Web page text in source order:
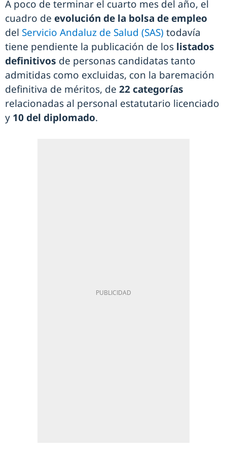
A poco de terminar el cuarto mes del año, el
cuadro de evolución de la bolsa de empleo
del Servicio Andaluz de Salud (SAS) todavía
tiene pendiente la publicación de los listados
definitivos de personas candidatas tanto
admitidas como excluidas, con la baremación
definitiva de méritos, de 22 categorías
relacionadas al personal estatutario licenciado
y 10 del diplomado.